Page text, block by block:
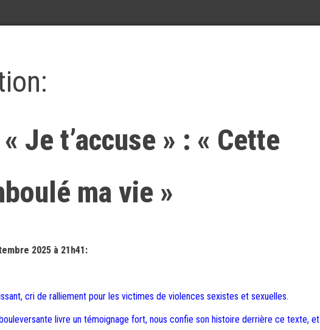
Je t’accuse » : « Cette
ma vie »
2025 à 21h41:
cri de ralliement pour les victimes de violences sexistes et sexuelles.
livre un témoignage fort, nous confie son histoire derrière ce texte, et